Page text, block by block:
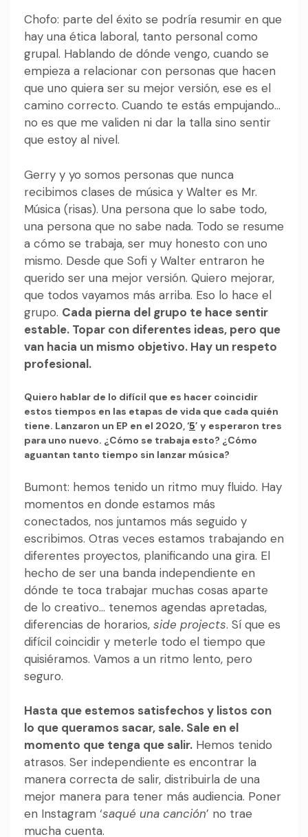
Chofo: parte del éxito se podría resumir en que
hay una ética laboral, tanto personal como
grupal. Hablando de dónde vengo, cuando se
empieza a relacionar con personas que hacen
que uno quiera ser su mejor versión, ese es el
camino correcto. Cuando te estás empujando…
no es que me validen ni dar la talla sino sentir
que estoy al nivel.
Gerry y yo somos personas que nunca
recibimos clases de música y Walter es Mr.
Música (risas). Una persona que lo sabe todo,
una persona que no sabe nada. Todo se resume
a cómo se trabaja, ser muy honesto con uno
mismo. Desde que Sofi y Walter entraron he
querido ser una mejor versión. Quiero mejorar,
que todos vayamos más arriba. Eso lo hace el
grupo. Cada pierna del grupo te hace sentir
estable. Topar con diferentes ideas, pero que
van hacia un mismo objetivo. Hay un respeto
profesional.
Quiero hablar de lo difícil que es hacer coincidir
estos tiempos en las etapas de vida que cada quién
tiene. Lanzaron un EP en el 2020, ‘5’ y esperaron tres
para uno nuevo. ¿Cómo se trabaja esto? ¿Cómo
aguantan tanto tiempo sin lanzar música?
Bumont: hemos tenido un ritmo muy fluido. Hay
momentos en donde estamos más
conectados, nos juntamos más seguido y
escribimos. Otras veces estamos trabajando en
diferentes proyectos, planificando una gira. El
hecho de ser una banda independiente en
dónde te toca trabajar muchas cosas aparte
de lo creativo… tenemos agendas apretadas,
diferencias de horarios, side projects. Sí que es
difícil coincidir y meterle todo el tiempo que
quisiéramos. Vamos a un ritmo lento, pero
seguro.
Hasta que estemos satisfechos y listos con
lo que queramos sacar, sale. Sale en el
momento que tenga que salir. Hemos tenido
atrasos. Ser independiente es encontrar la
manera correcta de salir, distribuirla de una
mejor manera para tener más audiencia. Poner
en Instagram ‘saqué una canción’ no trae
mucha cuenta.